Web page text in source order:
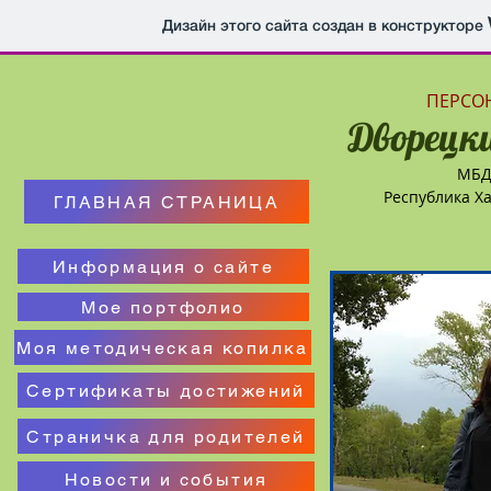
Дизайн этого сайта создан в конструкторе
Республика
ГЛАВНАЯ СТРАНИЦА
Информация о сайте
Мое портфолио
Моя методическая копилка
Сертификаты достижений
Страничка для родителей
Новости и события